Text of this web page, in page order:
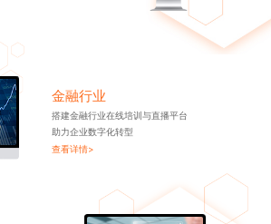
金融行业
搭建金融行业在线培训与直播平台
助力企业数字化转型
查看详情>